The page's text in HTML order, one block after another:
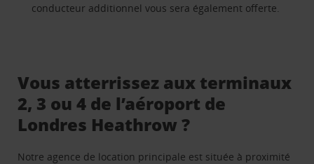
conducteur additionnel vous sera également offerte.
Vous atterrissez aux terminaux
2, 3 ou 4 de l’aéroport de
Londres Heathrow ?
Notre agence de location principale est située à proximité